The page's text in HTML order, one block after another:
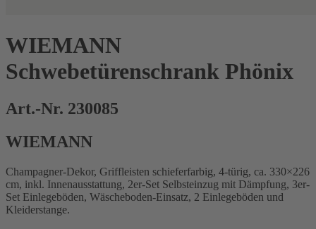
WIEMANN
Schwebetürenschrank Phönix
Art.-Nr. 230085
WIEMANN
Champagner-Dekor, Griffleisten schieferfarbig, 4-türig, ca. 330×226
cm, inkl. Innenausstattung, 2er-Set Selbsteinzug mit Dämpfung, 3er-
Set Einlegeböden, Wäscheboden-Einsatz, 2 Einlegeböden und
Kleiderstange.